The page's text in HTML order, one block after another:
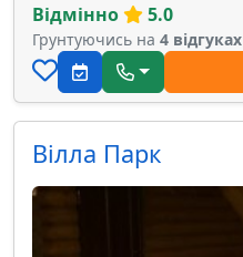
Відмінно 5.0
Грунтуючись на 4 відгуках
Вілла Парк